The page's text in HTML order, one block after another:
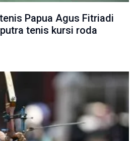
Papua Agus Fitriadi
tenis kursi roda